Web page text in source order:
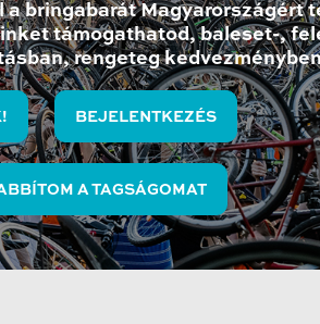
a bringabarát Magyarországért
támogathatod, baleset-,
rengeteg
BEJELENTKEZÉS
A TAGSÁGOMAT